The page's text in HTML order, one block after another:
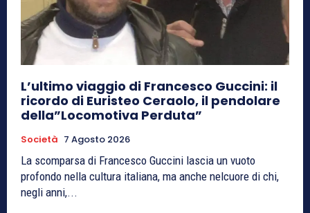
L’ultimo viaggio di Francesco Guccini: il
ricordo di Euristeo Ceraolo, il pendolare
della”Locomotiva Perduta”
Società 7 Agosto 2026
La scomparsa di Francesco Guccini lascia un vuoto
profondo nella cultura italiana, ma anche nelcuore di chi,
negli anni,...